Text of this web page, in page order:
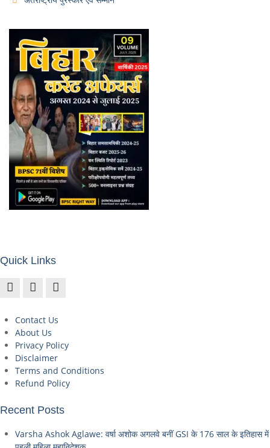
Quick Links
Contact Us
About Us
Privacy Policy
Disclaimer
Terms and Conditions
Refund Policy
Recent Posts
Varsha Ashok Aglawe: वर्षा अशोक अगलवे बनीं GSI के 176 साल के इतिहास में